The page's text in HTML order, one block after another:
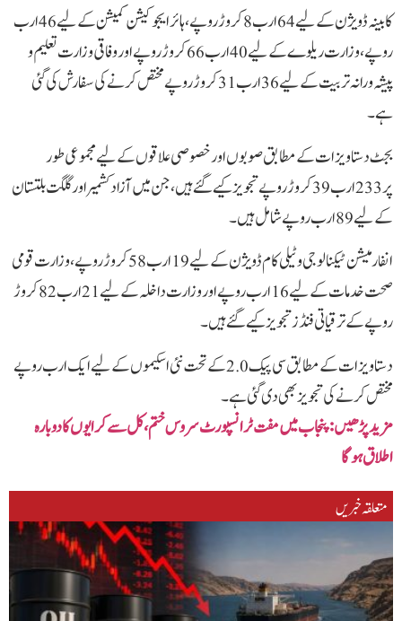
کابینہ ڈویژن کے لیے 64 ارب 8 کروڑ روپے، ہائر ایجوکیشن کمیشن کے لیے 46 ارب
روپے، وزارت ریلوے کے لیے 40 ارب 66 کروڑ روپے اور وفاقی وزارت تعلیم و
پیشہ ورانہ تربیت کے لیے 36 ارب 31 کروڑ روپے مختص کرنے کی سفارش کی گئی
ہے۔
بجٹ دستاویزات کے مطابق صوبوں اور خصوصی علاقوں کے لیے مجموعی طور
پر 233 ارب 39 کروڑ روپے تجویز کیے گئے ہیں، جن میں آزاد کشمیر اور گلگت بلتستان
کے لیے 89 ارب روپے شامل ہیں۔
انفارمیشن ٹیکنالوجی و ٹیلی کام ڈویژن کے لیے 19 ارب 58 کروڑ روپے، وزارت قومی
صحت خدمات کے لیے 16 ارب روپے اور وزارت داخلہ کے لیے 21 ارب 82 کروڑ
روپے کے ترقیاتی فنڈز تجویز کیے گئے ہیں۔
دستاویزات کے مطابق سی پیک 2.0 کے تحت نئی اسکیموں کے لیے ایک ارب روپے
مختص کرنے کی تجویز بھی دی گئی ہے۔
مزید پڑھیں :پنجاب میں مفت ٹرانسپورٹ سروس ختم ،کل سے کرایوں کا دوبارہ
اطلاق ہوگا
متعلقہ خبریں